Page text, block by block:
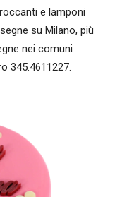
e lamponi
su Milano, più
nei comuni
345.4611227.